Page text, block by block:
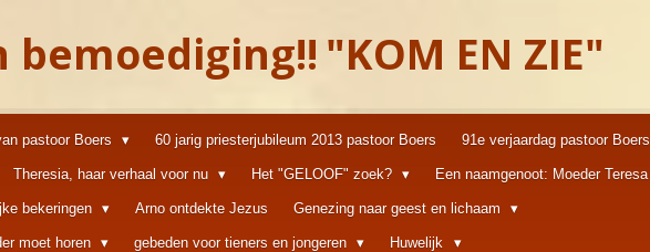
bemoediging!! "KOM EN ZIE"
pastoor Boers 60 jarig priesterjubileum 2013 pastoor Boers 91e verjaardag pastoor Boers
Theresia, haar verhaal voor nu Het "GELOOF" zoek? Een naamgenoot: Moeder Teresa
bekeringen Arno ontdekte Jezus Genezing naar geest en lichaam
moet horen gebeden voor tieners en jongeren Huwelijk